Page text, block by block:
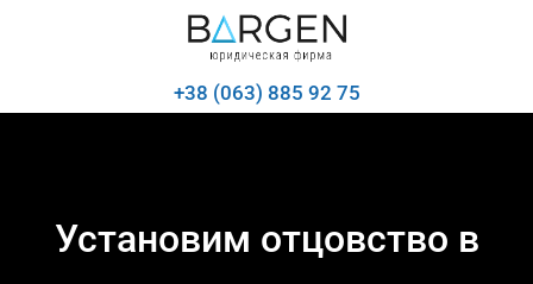
+38 (063) 885 92 75
Установим отцовство в